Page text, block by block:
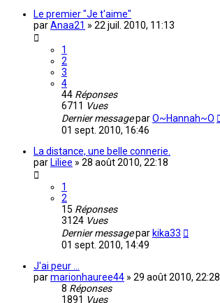
Le premier "Je t'aime"
parAnaa21 » 22 juil. 2010, 11:13
1
2
3
4
44 Réponses
6711 Vues
Dernier messageparO~Hannah~O
01 sept. 2010, 16:46
La distance, une belle connerie.
par Liliee » 28 août 2010, 22:18
1
2
15 Réponses
3124 Vues
Dernier messagepar kika33
01 sept. 2010, 14:49
J'ai peur ...
parmarionhauree44 » 29 août 2010, 22:28
8 Réponses
1891 Vues